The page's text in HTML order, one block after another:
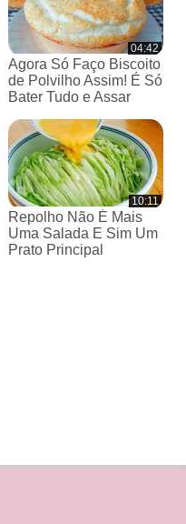
04:42
Agora Só Faço Biscoito
de Polvilho Assim! É Só
Bater Tudo e Assar
10:11
Repolho Não É Mais
Uma Salada E Sim Um
Prato Principal